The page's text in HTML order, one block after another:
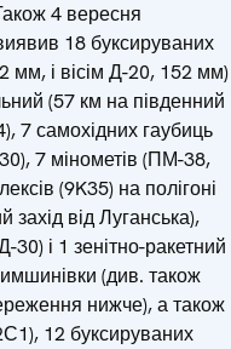
4 вересня
18 буксируваних
мм, і вісім Д-20, 152 мм)
(57 км на південний
7 самохідних гаубиць
7 мінометів (ПМ-38,
(9K35) на полігоні
від Луганська),
30) і 1 зенітно-ракетний
(див. також
нижче), а також
12 буксируваних